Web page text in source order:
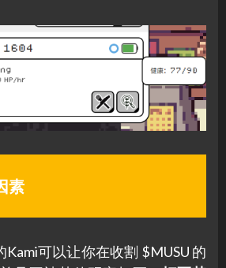
素
可以让你在收割 $MUSU 的